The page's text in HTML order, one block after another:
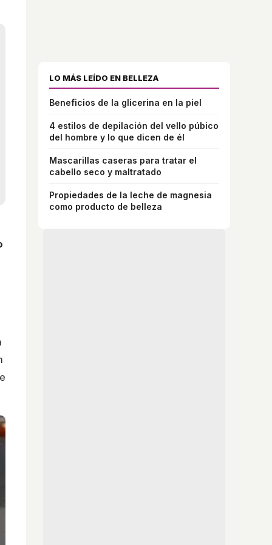
LO MÁS LEÍDO EN BELLEZA
Beneficios de la glicerina en la piel
4 estilos de depilación del vello púbico
del hombre y lo que dicen de él
Mascarillas caseras para tratar el
cabello seco y maltratado
Propiedades de la leche de magnesia
como producto de belleza